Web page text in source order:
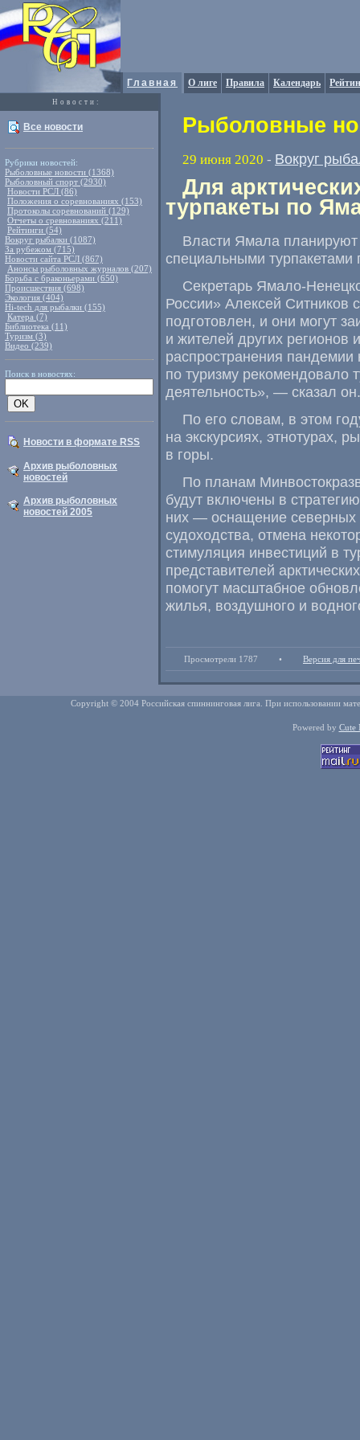
Главная О лиге Правила Календарь
Новости:
Все новости
Рубрики новостей:
Рыболовные новости (1368)
Рыболовный спорт (2930)
Новости РСЛ (86)
Положения о соревнованиях (153)
Протоколы соревнований (129)
Отчеты о сревнованиях (211)
Рейтинги (54)
Вокруг рыбалки (1087)
За рубежом (715)
Новости сайта РСЛ (867)
Анонсы рыболовных журналов (207)
Борьба с браконьерами (650)
Происшествия (698)
Экология (404)
Hi-tech для рыбалки (155)
Катера (7)
Библиотека (11)
Туризм (3)
Видео (239)
Поиск в новостях:
Новости в формате RSS
Архив рыболовных
новостей
Архив рыболовных
новостей 2005
Рыболовные
29 июня 2020 - Вокруг
Для
турпакеты по
Власти Ямала планируют
специальными турпакетами
Секретарь Ямало-
России» Алексей Ситников
подготовлен, и они могут
и жителей других регионов
распространения пандемии
по туризму рекомендовало
деятельность», — сказал он.
По его словам, в этом
на экскурсиях, этнотурах,
в горы.
По планам
будут включены в
них — оснащение северных
судоходства, отмена
стимуляция инвестиций в
представителей
помогут масштабное
жилья, воздушного и
Просмотрели 1787 • Версия для
Copyright © 2004 Российская спиннинговая лига. При использовании
Powered by Cute